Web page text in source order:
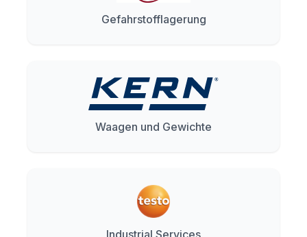
Gefahrstofflagerung
Waagen und Gewichte